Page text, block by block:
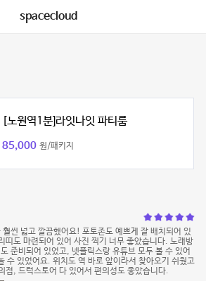
spacecloud
[노원역1분]라잇나잇 파티룸
85,000 원/패키지
훨씬 넓고 깔끔했어요! 포토존도 예쁘게 잘 배치되어 있
띠도 마련되어 있어 사진 찍기 너무 좋았습니다. 노래방
준비되어 있었고, 넷플릭스랑 유튜브 모두 볼 수 있어
수 있었어요. 위치도 역 바로 앞이라서 찾아오기 쉬웠고
점, 드럭스토어 다 있어서 편의성도 좋았습니다.